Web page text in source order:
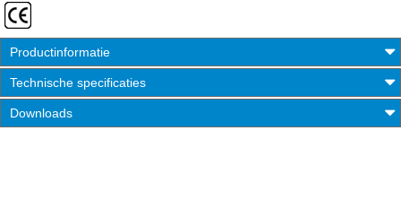
Productinformatie
Technische specificaties
Downloads